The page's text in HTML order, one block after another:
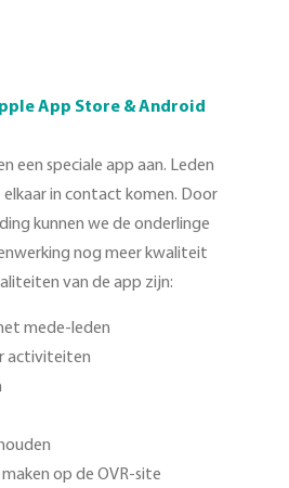
App Store & Android
een speciale app aan. Leden
in contact komen. Door
kunnen we de onderlinge
nog meer kwaliteit
van de app zijn:
mede-leden
activiteiten
op de OVR-site